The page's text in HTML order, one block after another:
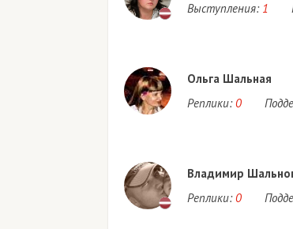
Выступления: 1
Ольга Шальная
Реплики: 0
Владимир
Реплики: 0